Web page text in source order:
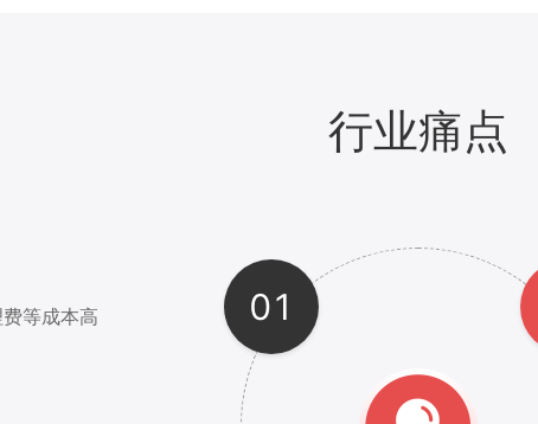
行业痛点
等成本高 01